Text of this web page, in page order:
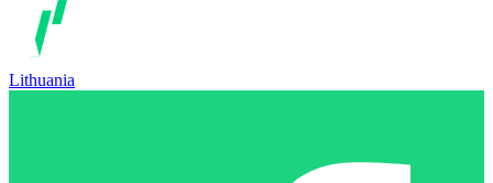
Lithuania